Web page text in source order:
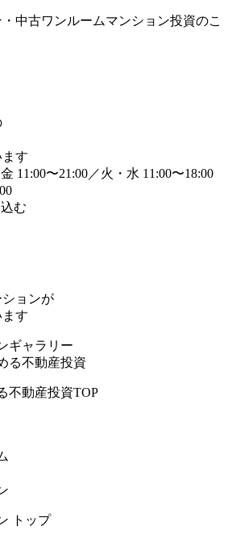
中古ワンルームマンション投資のこ
す
11:00〜21:00／火・水 11:00〜18:00
む
ョンが
す
ギャラリー
る不動産投資
不動産投資TOP
トップ